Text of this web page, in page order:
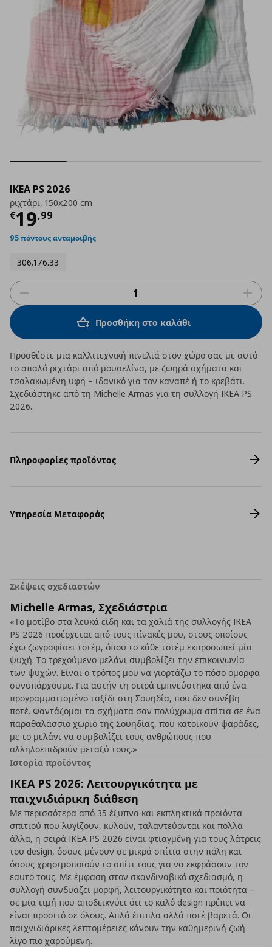
IKEA PS 2026
ριχτάρι, 150x200 cm
€19,99
Τρέχουσα τιμή
95 πόντους ανταμοιβής
306.176.33
Προσθήκη στο καλάθι
Προσθέστε μια καλλιτεχνική πινελιά στον χώρο σας με αυτό
το απαλό ριχτάρι από μουσελίνα, με ζωηρά σχήματα και
τσαλακωμένη υφή – ιδανικό για τον καναπέ ή το κρεβάτι.
Σχεδιάστηκε από τη Michelle Armas για τη συλλογή IKEA PS
2026.
Πληροφορίες προϊόντος
Υπηρεσία Μεταφοράς
Σκέψεις σχεδιαστών
Michelle Armas, Σχεδιάστρια
«Το μοτίβο στα λευκά είδη και τα χαλιά της συλλογής IKEA
PS 2026 προέρχεται από τους πίνακές μου, στους οποίους
έχω ζωγραφίσει τοτέμ, όπου το κάθε τοτέμ εκπροσωπεί μία
ψυχή. Το τρεχούμενο μελάνι συμβολίζει την επικοινωνία
των ψυχών. Είναι ο τρόπος μου να γιορτάζω το πόσο όμορφα
συνυπάρχουμε. Για αυτήν τη σειρά εμπνεύστηκα από ένα
προγραμματισμένο ταξίδι στη Σουηδία, που δεν συνέβη
ποτέ. Φαντάζομαι τα σχήματα σαν πολύχρωμα σπίτια σε ένα
παραθαλάσσιο χωριό της Σουηδίας, που κατοικούν ψαράδες,
με το μελάνι να συμβολίζει τους ανθρώπους που
αλληλοεπιδρούν μεταξύ τους.»
Ιστορία προϊόντος
IKEA PS 2026: Λειτουργικότητα με
παιχνιδιάρικη διάθεση
Με περισσότερα από 35 έξυπνα και εκπληκτικά προϊόντα
σπιτιού που λυγίζουν, κυλούν, ταλαντεύονται και πολλά
άλλα, η σειρά IKEA PS 2026 είναι φτιαγμένη για τους λάτρεις
του design, όσους μένουν σε μικρά σπίτια στην πόλη και
όσους χρησιμοποιούν το σπίτι τους για να εκφράσουν τον
εαυτό τους. Με έμφαση στον σκανδιναβικό σχεδιασμό, η
συλλογή συνδυάζει μορφή, λειτουργικότητα και ποιότητα –
σε μια τιμή που αποδεικνύει ότι το καλό design πρέπει να
είναι προσιτό σε όλους. Απλά έπιπλα αλλά ποτέ βαρετά. Οι
παιχνιδιάρικες λεπτομέρειες κάνουν την καθημερινή ζωή
λίγο πιο χαρούμενη.